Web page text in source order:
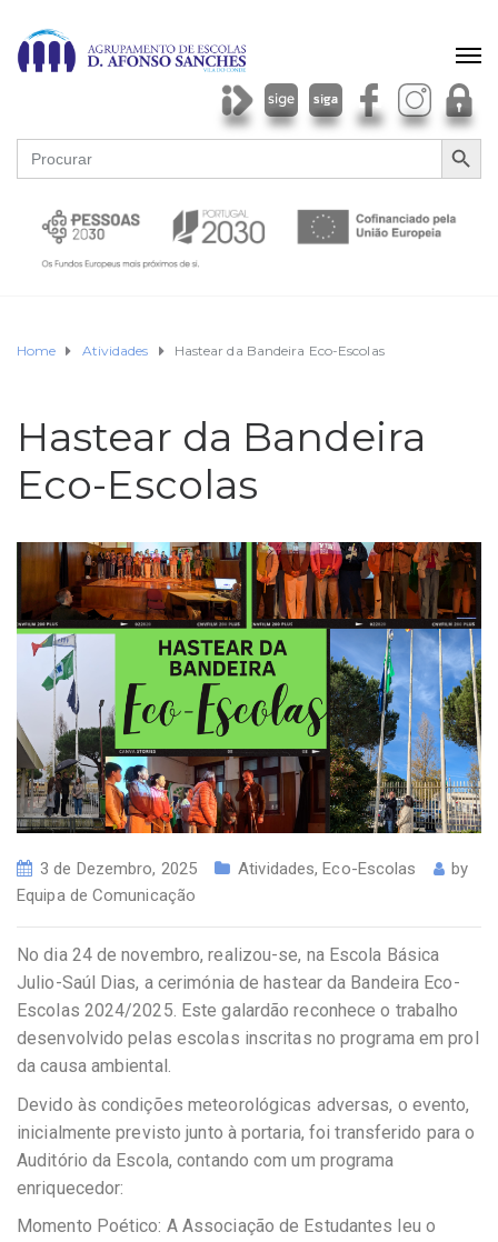
Search
for:
SEARCH
Home Atividades Hastear da Bandeira Eco-Escolas
Hastear da Bandeira
Eco-Escolas
3 de Dezembro, 2025 Atividades,Eco-Escolas
by
Equipa de Comunicação
No dia 24 de novembro, realizou-se, na Escola Básica
Julio-Saúl Dias, a cerimónia de hastear da Bandeira Eco-
Escolas 2024/2025. Este galardão reconhece o trabalho
desenvolvido pelas escolas inscritas no programa em prol
da causa ambiental.
Devido às condições meteorológicas adversas, o evento,
inicialmente previsto junto à portaria, foi transferido para o
Auditório da Escola, contando com um programa
enriquecedor:
Momento Poético: A Associação de Estudantes leu o